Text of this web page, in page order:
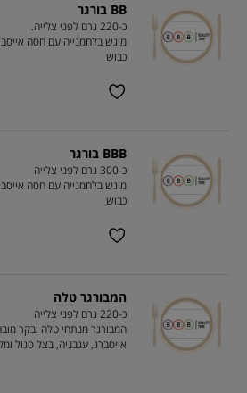
BB בורגר
כ-220 גרם לפני צלייה.
מוגש בלחמנייה עם חסה
כבוש
BBB בורגר
כ-300 גרם לפני צלייה
מוגש בלחמנייה עם חסה
כבוש
המבורגר טלה
כ-220 גרם לפני צלייה
המבורגר מנתחי טלה ובקר
אייסברג, עגבניה, בצל סגול